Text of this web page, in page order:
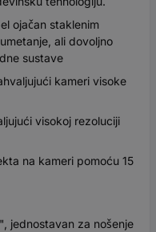
ojačan staklenim
ali dovoljno
sustave
kameri visoke
visokoj rezoluciji
na kameri pomoću 15
jednostavan za nošenje